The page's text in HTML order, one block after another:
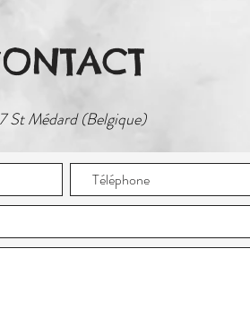
St Médard (Belgique)